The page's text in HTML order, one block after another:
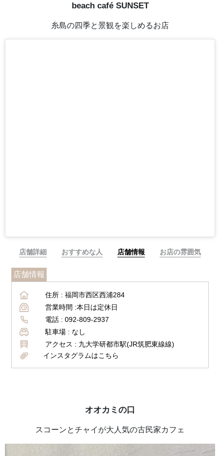
beach café SUNSET
糸島の四季と景観を楽しめるお店
店舗詳細 おすすめな人 店舗情報 お店の雰囲気
店舗情報
住所 : 福岡市西区西浦284
営業時間 :本日は定休日
電話 : 092-809-2937
駐車場 : なし
アクセス : 九大学研都市駅(JR筑肥東線線)
インスタグラムはこちら
オオカミの口
スコーンとチャイが大人気の古民家カフェ